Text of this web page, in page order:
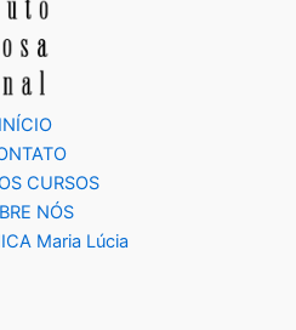
INÍCIO
CURSOS
NÓS
Maria Lúcia